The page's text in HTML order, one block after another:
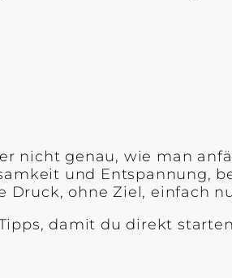
nicht genau, wie man
und Entspannung,
ohne Ziel, einfach
damit du direkt